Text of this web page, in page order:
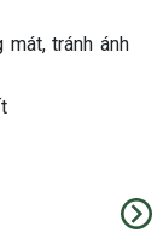
mát, tránh ánh
Kế